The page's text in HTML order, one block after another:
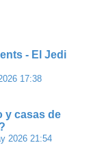
- El Jedi
17:38
y casas de
2026 21:54